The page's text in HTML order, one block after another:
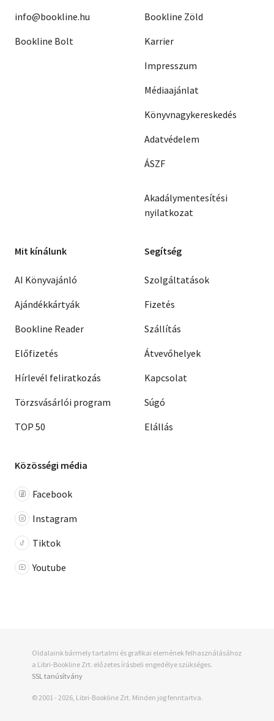
info@bookline.hu
Bookline Bolt
Bookline Zöld
Karrier
Impresszum
Médiaajánlat
Könyvnagykereskedés
Adatvédelem
ÁSZF
Akadálymentesítési
nyilatkozat
Mit kínálunk
AI Könyvajánló
Ajándékkártyák
Bookline Reader
Előfizetés
Hírlevél feliratkozás
Törzsvásárlói program
TOP 50
Segítség
Szolgáltatások
Fizetés
Szállítás
Átvevőhelyek
Kapcsolat
Súgó
Elállás
Közösségi média
Facebook
Instagram
Tiktok
Youtube
Oldalaink bármely tartalmi és grafikai elemének felhasználásához
a Libri-Bookline Zrt. előzetes írásbeli engedélye szükséges.
SSL tanúsítvány
© 2001 - 2026, Libri-Bookline Zrt. Minden jog fenntartva.